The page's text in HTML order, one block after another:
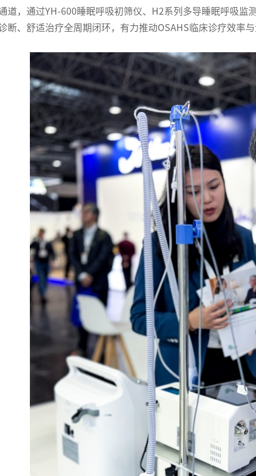
道，通过YH-600睡眠呼吸初筛仪、H2系列多导睡眠呼吸
断、舒适治疗全周期闭环，有力推动OSAHS临床诊疗效率与